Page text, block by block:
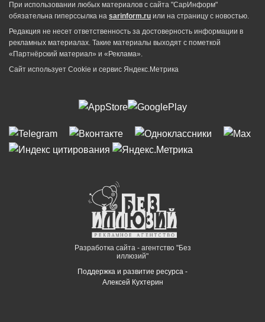
При использовании любых материалов с сайта "СарИнформ"
обязательна гиперссылка на sarinform.ru или на страницу с новостью.
Редакция не несет ответственность за достоверность информации в
рекламных материалах. Такие материалы выходят с пометкой
«Партнёрский материал» и «Реклама».
Сайт использует Cookie и сервиc Яндекс.Метрика
Разработка сайта - агентство "Без
иллюзий"
Поддержка и развитие ресурса -
Алексей Кухтерин